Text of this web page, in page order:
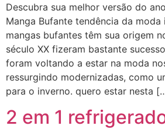
Descubra sua melhor versão do
Manga Bufante tendência da
mangas bufantes têm sua origem
século XX fizeram bastante
foram voltando a estar na moda
ressurgindo modernizadas, como
para o inverno. quero estar nesta
2 em 1